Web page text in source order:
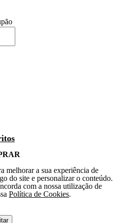
melhorar a sua experiência de
do site e personalizar o conteúdo.
com a nossa utilização de
Política de Cookies.